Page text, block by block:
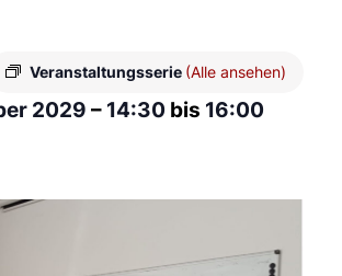
Veranstaltungsserie (Alle ansehen)
2029 – 14:30 bis 16:00